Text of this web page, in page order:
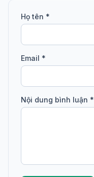
Họ tên *
Email *
Nội dung bình luận *